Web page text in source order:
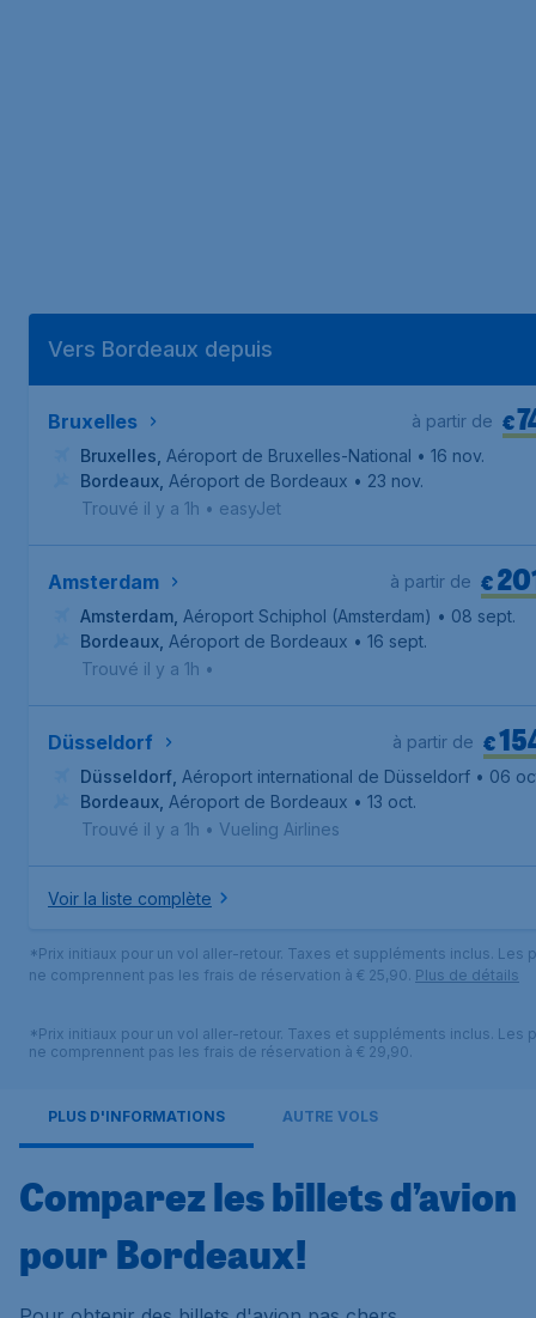
Vers Bordeaux depuis
Bruxelles €
à partir de
Bruxelles Aéroport de Bruxelles-National • 16 nov.
Bordeaux Aéroport de Bordeaux • 23 nov.
Trouvé il y a 1h • easyJet
Amsterdam €
à partir de
Amsterdam Aéroport Schiphol (Amsterdam) • 08 sept.
Bordeaux Aéroport de Bordeaux • 16 sept.
Trouvé il y a 1h •
Düsseldorf €
à partir de
Düsseldorf Aéroport international de Düsseldorf • 06
Bordeaux Aéroport de Bordeaux • 13 oct.
Trouvé il y a 1h • Vueling Airlines
Voir la liste complète
*Prix initiaux pour un vol aller-retour. Taxes et suppléments inclus. Les
ne comprennent pas les frais de réservation à € 25,90. Plus de détails
*Prix initiaux pour un vol aller-retour. Taxes et suppléments inclus. Les
ne comprennent pas les frais de réservation à € 29,90.
PLUS D'INFORMATIONS AUTRE VOLS
Comparez les billets d’avion
pour Bordeaux!